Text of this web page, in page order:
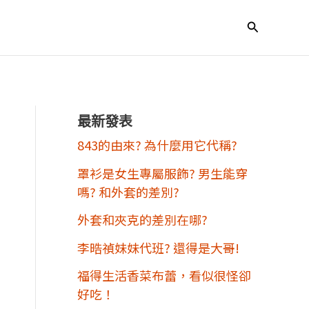
搜
最新發表
843的由來? 為什麼用它代稱?
罩衫是女生專屬服飾? 男生能穿
嗎? 和外套的差別?
外套和夾克的差別在哪?
李晧禎妹妹代班? 還得是大哥!
福得生活香菜布蕾，看似很怪卻
好吃！